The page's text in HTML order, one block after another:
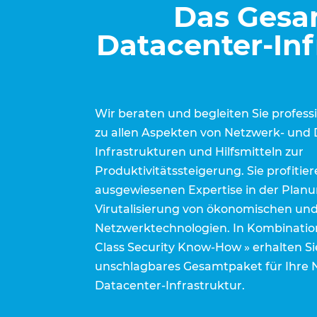
Das
Datacenter-
Wir beraten und begleiten Sie
zu allen Aspekten von Netzwerk- und
Infrastrukturen und Hilfsmitteln zur
Produktivitätssteigerung. Sie
ausgewiesenen Expertise in der
Virutalisierung von ökonomischen
Netzwerktechnologien. In
Class Security Know-How » erhalten
unschlagbares Gesamtpaket für Ihre
Datacenter-Infrastruktur.